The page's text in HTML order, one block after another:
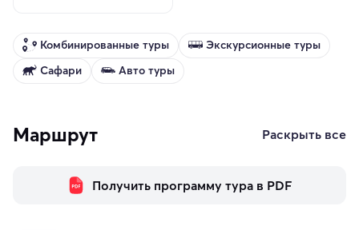
Комбинированные туры
Экскурсионные туры
Сафари
Авто туры
Маршрут Раскрыть все
Получить программу тура в PDF